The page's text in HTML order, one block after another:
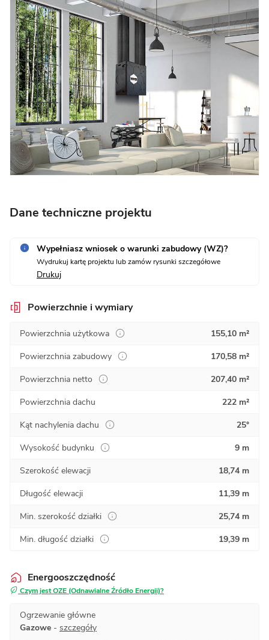
Dane techniczne projektu
Wypełniasz wniosek o warunki zabudowy (WZ)?
Wydrukuj kartę projektu lub zamów rysunki szczegółowe
Drukuj
Powierzchnie i wymiary
Powierzchnia użytkowa
155,10 m²
Powierzchnia zabudowy
170,58 m²
Powierzchnia netto
207,40 m²
Powierzchnia dachu
222 m²
Kąt nachylenia dachu
25°
Wysokość budynku
9 m
Szerokość elewacji
18,74 m
Długość elewacji
11,39 m
Min. szerokość działki
25,74 m
Min. długość działki
19,39 m
Energooszczędność
Czym jest OZE (Odnawialne Źródło Energii)?
Ogrzewanie główne
Gazowe - szczegóły